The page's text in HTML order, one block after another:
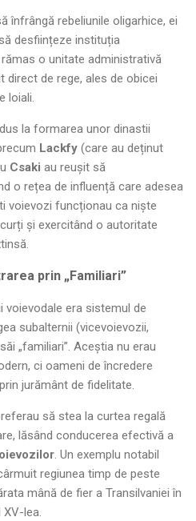
înfrângă rebeliunile oligarhice, ei
desființeze instituția
o unitate administrativă
direct de rege, ales de obicei
loiali.
la formarea unor dinastii
Lackfy (care au deținut
Csaki au reușit să
o rețea de influență care adesea
voievozi funcționau ca niște
și exercitând o autoritate
prin „Familiari”
era sistemul de
subalternii (vicevoievozii,
„familiari”. Aceștia nu erau
ci oameni de încredere
jurământ de fidelitate.
să stea la curtea regală
lăsând conducerea efectivă a
. Un exemplu notabil
regiunea timp de peste
mână de fier a Transilvaniei în
lea.